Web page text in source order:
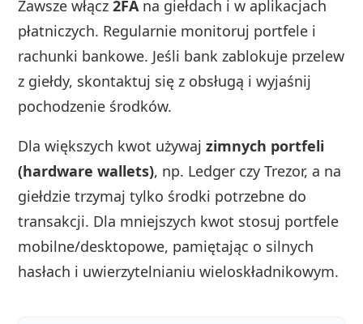
Zawsze włącz2FAna giełdach i w aplikacjach
płatniczych. Regularnie monitoruj portfele i
rachunki bankowe. Jeśli bank zablokuje przelew
z giełdy, skontaktuj się z obsługą i wyjaśnij
pochodzenie środków.
Dla większych kwot używajzimnych portfeli
(hardware wallets), np. Ledger czy Trezor, a na
giełdzie trzymaj tylko środki potrzebne do
transakcji. Dla mniejszych kwot stosuj portfele
mobilne/desktopowe, pamiętając o silnych
hasłach i uwierzytelnianiu wieloskładnikowym.